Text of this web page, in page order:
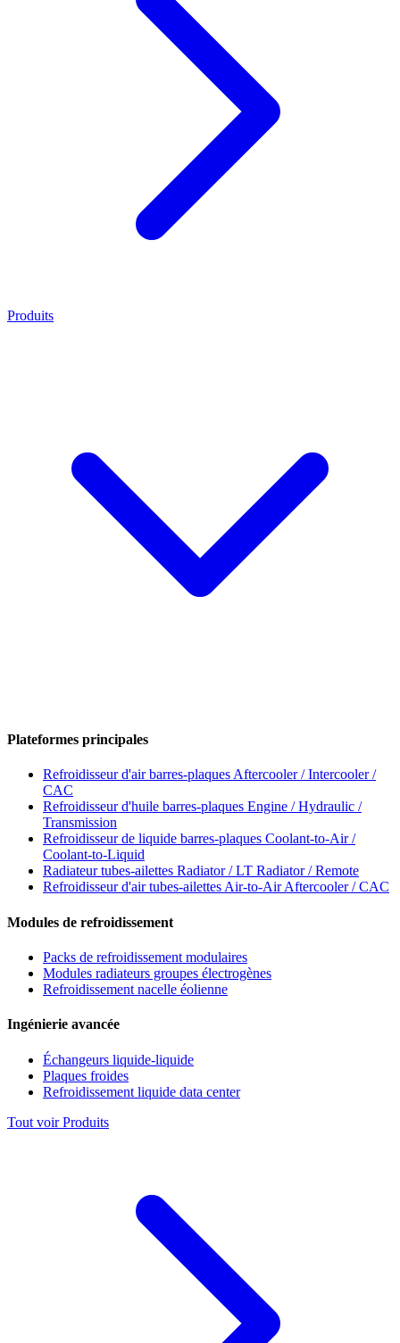
Produits
Plateformes principales
Refroidisseur d'air barres-plaquesAftercooler / Intercooler /
CAC
Refroidisseur d'huile barres-plaques Engine / Hydraulic /
Transmission
Refroidisseur de liquide barres-plaques Coolant-to-Air /
Coolant-to-Liquid
Radiateur tubes-ailettes Radiator / LT Radiator / Remote
Refroidisseur d'air tubes-ailettesAir-to-Air Aftercooler / CAC
Modules de refroidissement
Packs de refroidissement modulaires
Modules radiateurs groupes électrogènes
Refroidissement nacelle éolienne
Ingénierie avancée
Échangeurs liquide-liquide
Plaques froides
Refroidissement liquide data center
Tout voir Produits